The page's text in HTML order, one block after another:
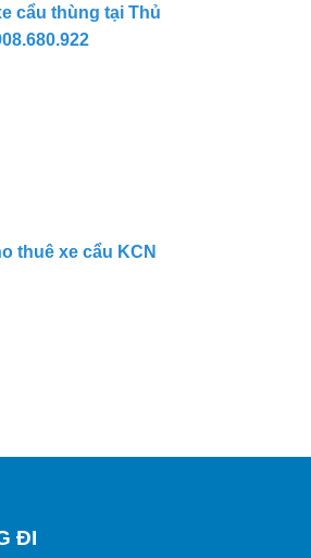
cẩu thùng tại Thủ
thuê xe cẩu KCN
ĐI